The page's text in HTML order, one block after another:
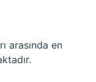
arasında en